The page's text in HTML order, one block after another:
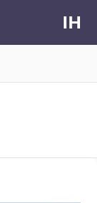
IH